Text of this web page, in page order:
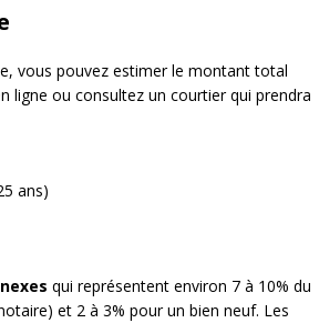
vous pouvez estimer le montant total
ligne ou consultez un courtier qui prendra
ans)
qui représentent environ 7 à 10% du
et 2 à 3% pour un bien neuf. Les